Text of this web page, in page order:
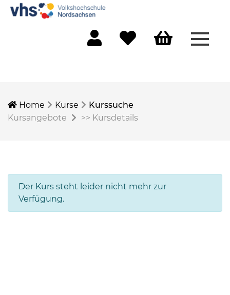
Home Kurse
Kurssuche
Kursangebote
>> Kursdetails
Der Kurs steht leider nicht mehr zur
Verfügung.